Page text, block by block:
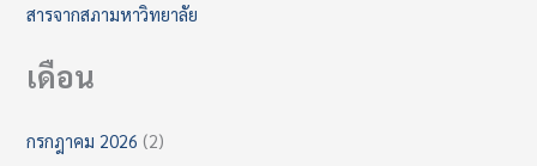
สารจากสภามหาวิทยาลัย
เดือน
กรกฎาคม 2026 (2)